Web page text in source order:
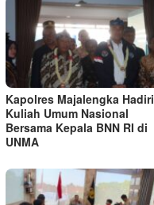
Kapolres Majalengka Hadiri
Kuliah Umum Nasional
Bersama Kepala BNN RI di
UNMA